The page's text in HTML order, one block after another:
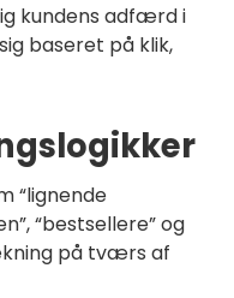
kundens adfærd i
baseret på klik,
“lignende
“bestsellere” og
på tværs af